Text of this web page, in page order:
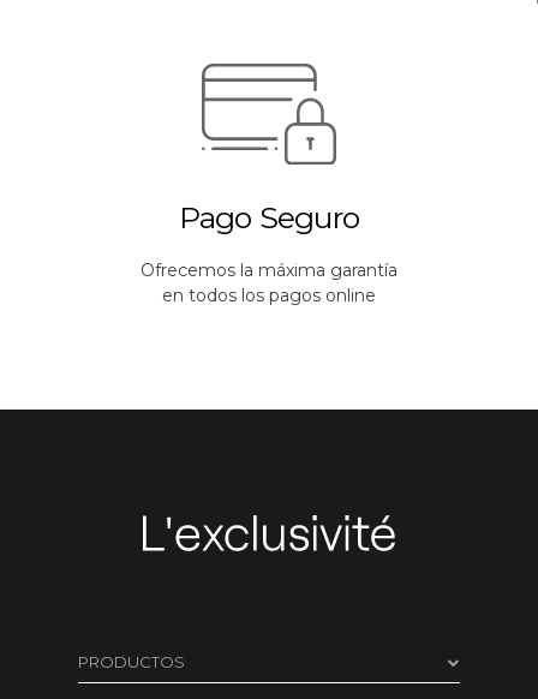
Pago Seguro
Ofrecemos la máxima garantía
en todos los pagos online
PRODUCTOS